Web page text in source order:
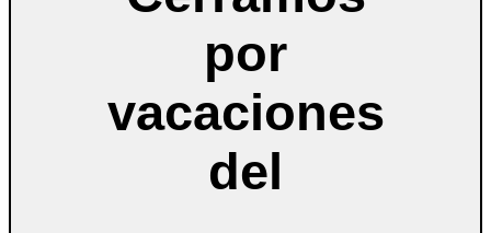
por
vacaciones
del